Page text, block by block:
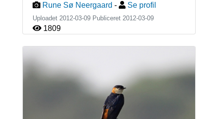
Rune Sø Neergaard - Se profil
Uploadet 2012-03-09 Publiceret 2012-03-09
1809